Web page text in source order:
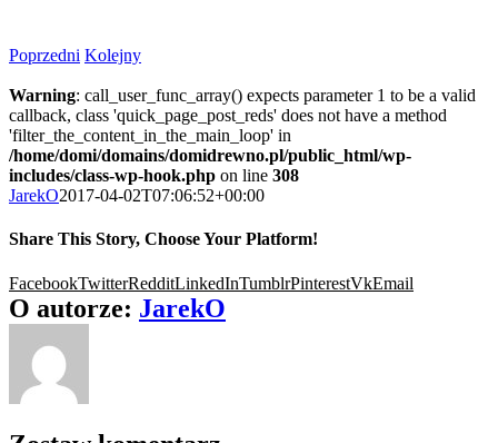
Poprzedni Kolejny
Warning: call_user_func_array() expects parameter 1 to be a valid
callback, class 'quick_page_post_reds' does not have a method
'filter_the_content_in_the_main_loop' in
/home/domi/domains/domidrewno.pl/public_html/wp-
includes/class-wp-hook.php on line 308
JarekO2017-04-02T07:06:52+00:00
Share This Story, Choose Your Platform!
FacebookTwitterRedditLinkedInTumblrPinterestVkEmail
O autorze: JarekO